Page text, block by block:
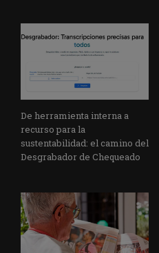
De herramienta interna a
recurso para la
sustentabilidad: el camino del
Desgrabador de Chequeado